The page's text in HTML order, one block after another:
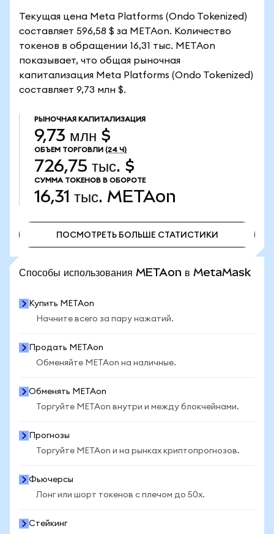
Текущая цена Meta Platforms (Ondo Tokenized)
составляет 596,58 $ за METAon. Количество
токенов в обращении 16,31 тыс. METAon
показывает, что общая рыночная
капитализация Meta Platforms (Ondo Tokenized)
составляет 9,73 млн $.
РЫНОЧНАЯ КАПИТАЛИЗАЦИЯ
9,73 млн $
ОБЪЕМ ТОРГОВЛИ (24 Ч)
726,75 тыс. $
СУММА ТОКЕНОВ В ОБОРОТЕ
16,31 тыс. METAon
ПОСМОТРЕТЬ БОЛЬШЕ СТАТИСТИКИ
Способы использования METAon в MetaMask
Купить METAon
Начните всего за пару нажатий.
Продать METAon
Обменяйте METAon на наличные.
Обменять METAon
Торгуйте METAon внутри и между блокчейнами.
Прогнозы
Торгуйте METAon и на рынках криптопрогнозов.
Фьючерсы
Лонг или шорт токенов с плечом до 50x.
Стейкинг